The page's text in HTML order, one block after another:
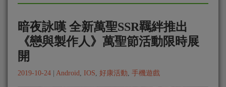
暗夜詠嘆 全新萬聖SSR羈絆推出
《戀與製作人》萬聖節活動限時展
開
2019-10-24 Android, IOS, 好康活動, 手機遊戲